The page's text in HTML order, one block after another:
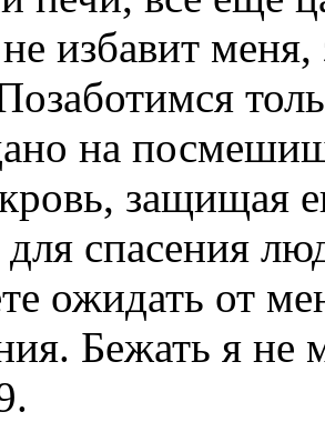
избавит
на
защищая
для спасения
ожидать от
Бежать я